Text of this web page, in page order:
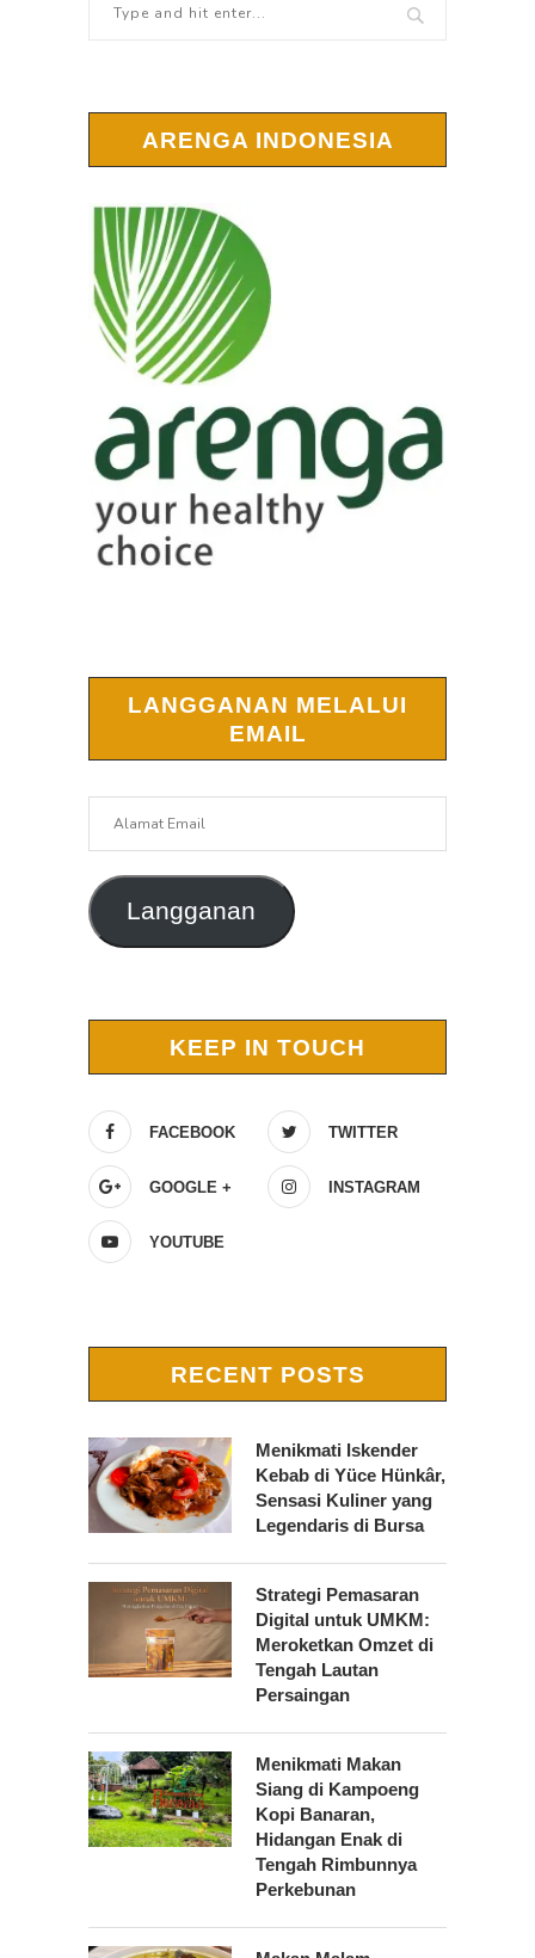
ARENGA INDONESIA
LANGGANAN MELALUI
EMAIL
Langganan
KEEP IN TOUCH
FACEBOOK TWITTER
GOOGLE + INSTAGRAM
YOUTUBE
RECENT POSTS
Menikmati Iskender
Kebab di Yüce Hünkâr,
Sensasi Kuliner yang
Legendaris di Bursa
Strategi Pemasaran
Digital untuk UMKM:
Meroketkan Omzet di
Tengah Lautan
Persaingan
Menikmati Makan
Siang di Kampoeng
Kopi Banaran,
Hidangan Enak di
Tengah Rimbunnya
Perkebunan